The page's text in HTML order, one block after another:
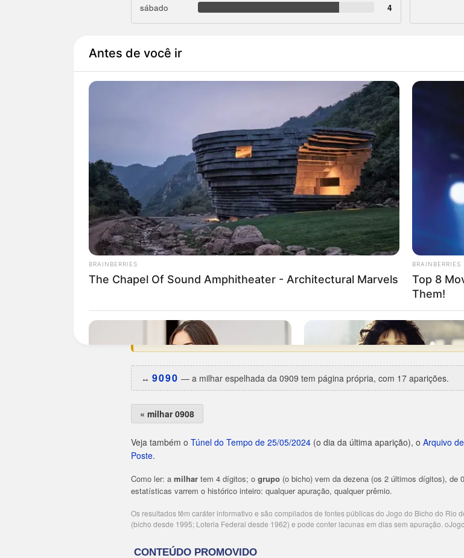
sábado
4
Curiosidades da 0909
A milhar0909é espelhada (09-09).
O dia da semana preferido éterça-feira, com 5 aparições em 17.
Maior hiato: 4.462 dias(há cerca de 12 anos de silêncio), entre 29/01/1983 e
Uma das aparições caiu em data especial:
Dia de São João(24/06/2002).
A irmã espelhada
— a última em 09/07/2025.
↔️ 9090 — a milhar espelhada da 0909 tem página própria, com 17 aparições.
« milhar 0908
Veja também o Túnel do Tempo de 25/05/2024 (o dia da última aparição), o Arquivo
Poste.
Como ler: a milhar tem 4 dígitos; o grupo (o bicho) vem da dezena (os 2 últimos dígitos), de
estatísticas varrem o histórico inteiro: qualquer apuração, qualquer prêmio.
Os resultados têm caráter informativo e são compilados de fontes públicas do Jogo do Bicho do Rio
(bicho desde 1995; Loteria Federal desde 1962) e pode conter lacunas em dias sem apuração.
Publicidade